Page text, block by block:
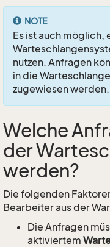
NOTE
Es ist auch möglich,
nutzen. Anfragen
in die
zugewiesen werden.
Welche
der
werden?
Die folgenden
Bearbeiter aus der
Die Anfragen
aktiviertem